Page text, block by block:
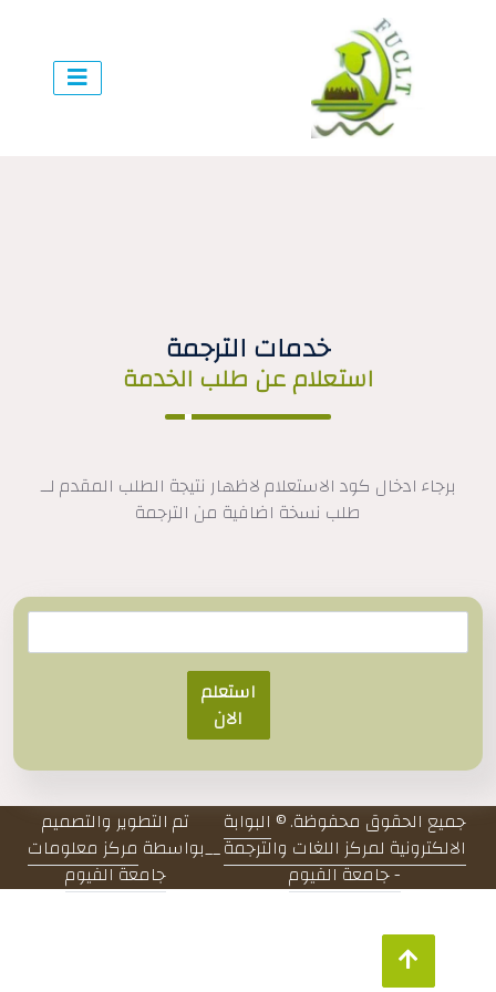
خدمات الترجمة
استعلام عن طلب الخدمة
برجاء ادخال كود الاستعلام لاظهار نتيجة الطلب المقدم لــ
طلب نسخة اضافية من الترجمة
استعلم
الان
جميع الحقوق محفوظة. ©البوابة
الالكترونية لمركز اللغات والترجمة
- جامعة الفيوم
__
تم التطوير والتصميم
بواسطةمركز معلومات
جامعة الفيوم